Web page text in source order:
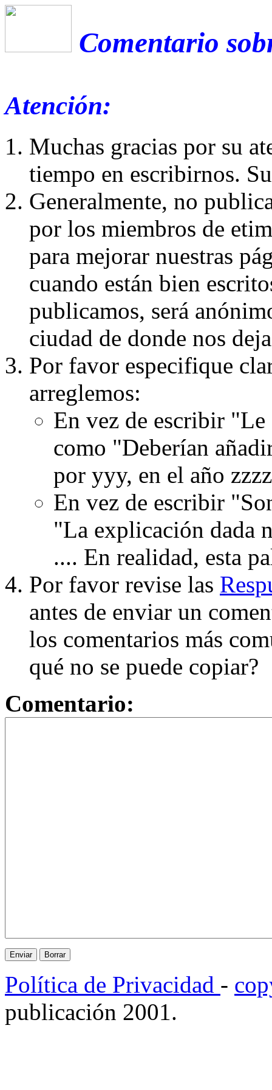
Comentario
Atención:
Muchas gracias por su
tiempo en escribirnos.
Generalmente, no
por los miembros de
para mejorar nuestras
cuando están bien
publicamos, será
ciudad de donde nos
Por favor especifique
arreglemos:
En vez de escribir
como "Deberían
por yyy, en el año
En vez de escribir
"La explicación dada
.... En realidad, esta
Por favor revise las
antes de enviar un
los comentarios más
qué no se puede copiar?
Comentario:
Política de Privacidad -
publicación 2001.